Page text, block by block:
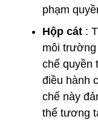
phạm
Hộp cát :
môi trường
chế quyền
điều hành
chế này
thể tương